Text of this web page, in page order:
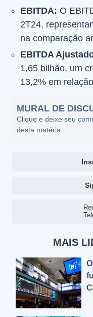
EBITDA: O
2T24,
na comparação
EBITDA
1,65 bilhão, um
13,2% em
MURAL DE
Clique e deixe seu
desta matéria.
MAIS